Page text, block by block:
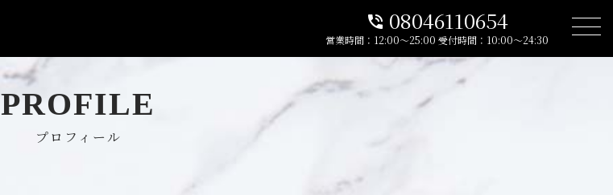
phone_in_talk 08046110654
営業時間：12:00～25:00 受付時間：10:00～24:30
プロフィール
PROFILE